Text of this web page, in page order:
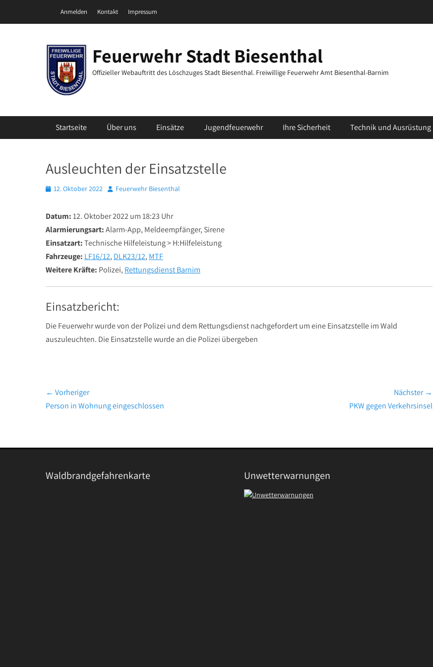
Header Top Menu
Anmelden Kontakt Impressum
Feuerwehr Stadt Biesenthal
Offizieller Webauftritt des Löschzuges Stadt Biesenthal. Freiwillige Feuerwehr Amt Biesenthal-Barnim
Primäres Menü
Startseite Über uns Einsätze Jugendfeuerwehr Ihre Sicherheit Technik und Ausrüstung
Ausleuchten der Einsatzstelle
Posted
12. Oktober 2022 AutorFeuerwehr Biesenthal
Datum:12. Oktober 2022 um 18:23 Uhr
Alarmierungsart:Alarm-App, Meldeempfänger, Sirene
Einsatzart:Technische Hilfeleistung > H:Hilfeleistung
Fahrzeuge: LF16/12, DLK23/12, MTF
Weitere Kräfte: Polizei, Rettungsdienst Barnim
Einsatzbericht:
Die Feuerwehr wurde von der Polizei und dem Rettungsdienst nachgefordert um eine Einsatzstelle im Wald
auszuleuchten. Die Einsatzstelle wurde an die Polizei übergeben
Beitragsnavigation
← Vorheriger
Vorheriger
Person in Wohnung eingeschlossen
Nächster →
PKW gegen Verkehrsinsel
Waldbrandgefahrenkarte Unwetterwarnungen